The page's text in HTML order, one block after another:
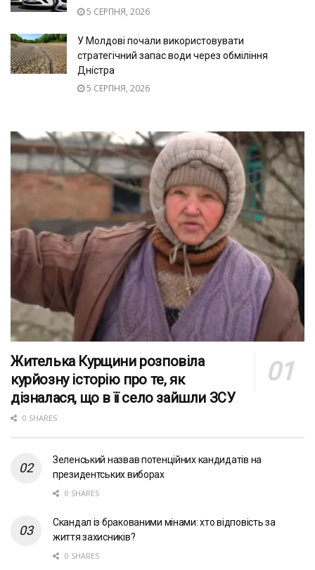
5 СЕРПНЯ, 2026
У Молдові почали використовувати
стратегічний запас води через обміління
Дністра
5 СЕРПНЯ, 2026
Жителька Курщини розповіла
курйозну історію про те, як
дізналася, що в її село зайшли ЗСУ
0 SHARES
Зеленський назвав потенційних кандидатів на
президентських виборах
0 SHARES
Скандал із бракованими мінами: хто відповість за
життя захисників?
0 SHARES